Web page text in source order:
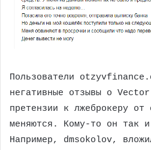
Пользователи
негативные отзывы о
претензии к лжеброкеру
меняются. Кому-то он так
Например, dmsokolov,